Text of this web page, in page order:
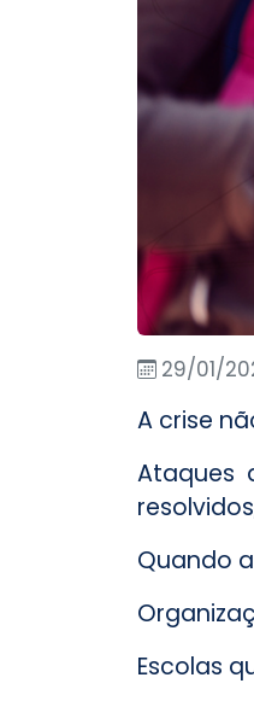
29/01/
A crise
Ataques
Quando
Escolas